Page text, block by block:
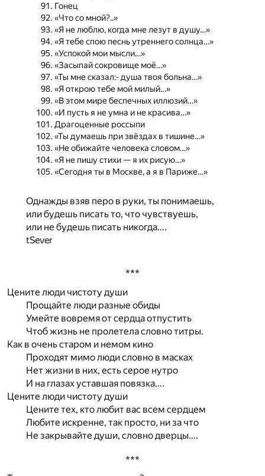
Гонец
«Что со мной?..»
«Я не люблю, когда мне лезут в душу…»
«Я тебе спою песнь утреннего солнца…»
«Успокой мои мысли…»
«Засыпай сокровище моё…»
«Ты мне сказал:- душа твоя больна…»
«Я открою тебе мой милый…»
«В этом мире беспечных иллюзий…»
«И пусть я не умна и не красива…»
Драгоценные россыпи
«Ты думаешь при звёздах в тишине…»
«Не обижайте человека словом…»
«Я не пишу стихи — я их рисую…»
«Сегодня ты в Москве, а я в Париже…»
Однажды взяв перо в руки, ты понимаешь,
или будешь писать то, что чувствуешь,
или не будешь писать никогда….
tSever
***
Цените люди чистоту души
Прощайте люди разные обиды
Умейте вовремя от сердца отпустить
Чтоб жизнь не пролетела словно титры.
Как в очень старом и немом кино
Проходят мимо люди словно в масках
Нет жизни в них, есть серое нутро
И на глазах уставшая повязка….
Цените люди чистоту души
Цените тех, кто любит вас всем сердцем
Любите искренне, так просто, ни за что
Не закрывайте души, словно дверцы….
***